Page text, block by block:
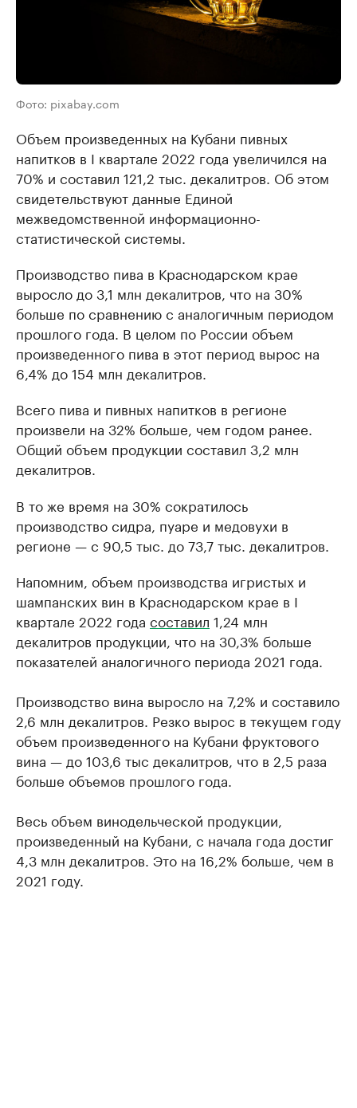
Фото: pixabay.com
Объем произведенных на Кубани пивных
напитков в I квартале 2022 года увеличился на
70% и составил 121,2 тыс. декалитров. Об этом
свидетельствуют данные Единой
межведомственной информационно-
статистической системы.
Производство пива в Краснодарском крае
выросло до 3,1 млн декалитров, что на 30%
больше по сравнению с аналогичным периодом
прошлого года. В целом по России объем
произведенного пива в этот период вырос на
6,4% до 154 млн декалитров.
Всего пива и пивных напитков в регионе
произвели на 32% больше, чем годом ранее.
Общий объем продукции составил 3,2 млн
декалитров.
В то же время на 30% сократилось
производство сидра, пуаре и медовухи в
регионе — с 90,5 тыс. до 73,7 тыс. декалитров.
Напомним, объем производства игристых и
шампанских вин в Краснодарском крае в I
квартале 2022 года составил 1,24 млн
декалитров продукции, что на 30,3% больше
показателей аналогичного периода 2021 года.
Производство вина выросло на 7,2% и составило
2,6 млн декалитров. Резко вырос в текущем году
объем произведенного на Кубани фруктового
вина — до 103,6 тыс декалитров, что в 2,5 раза
больше объемов прошлого года.
Весь объем винодельческой продукции,
произведенный на Кубани, с начала года достиг
4,3 млн декалитров. Это на 16,2% больше, чем в
2021 году.